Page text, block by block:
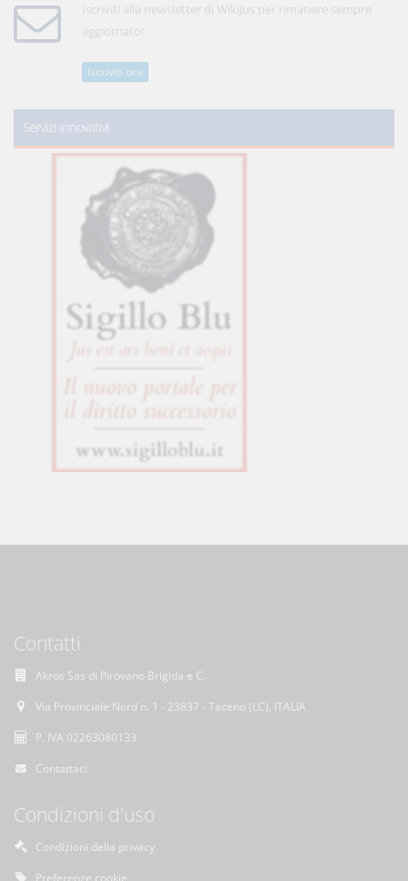
Iscriviti alla newsletter di WikiJus per rimanere sempre
aggiornato!
Iscriviti ora
Servizi innovativi
Contatti
Akros Sas di Pirovano Brigida e C.
Via Provinciale Nord n. 1 - 23837 - Taceno (LC), ITALIA
P. IVA 02263080133
Contattaci
Condizioni d'uso
Condizioni della privacy
Preferenze cookie